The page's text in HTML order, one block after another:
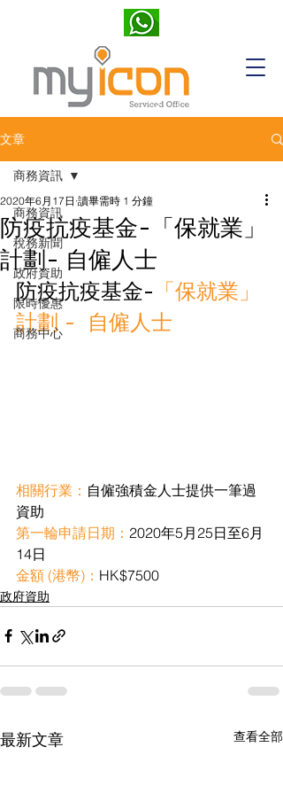
文章
商務資訊
稅務新聞
政府資助
限時優惠
商務中心
商務資訊
防疫抗疫基金-「保就業」
計劃- 自僱人士
2020年6月17日 讀畢需時 1 分鐘
防疫抗疫基金- 「保就業」
計劃 -  自僱人士
相關行業： 自僱強積金人士提供一筆過
資助
第一輪申請日期： 2020年5月25日至6月
14日
金額 (港幣)： HK$7500
政府資助
最新文章 查看全部